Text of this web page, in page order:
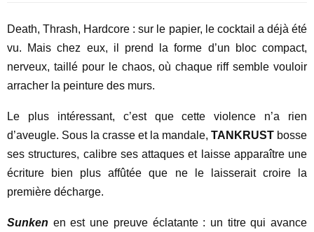
Death, Thrash, Hardcore : sur le papier, le cocktail a déjà été
vu. Mais chez eux, il prend la forme d’un bloc compact,
nerveux, taillé pour le chaos, où chaque riff semble vouloir
arracher la peinture des murs.
Le plus intéressant, c’est que cette violence n’a rien
d’aveugle. Sous la crasse et la mandale, TANKRUST bosse
ses structures, calibre ses attaques et laisse apparaître une
écriture bien plus affûtée que ne le laisserait croire la
première décharge.
Sunken en est une preuve éclatante : un titre qui avance